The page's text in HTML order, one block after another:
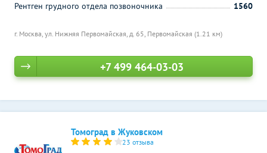
г. Москва, ул. Нижняя Первомайская, д. 65, Первомайская (1.21 км)
Рентген грудного отдела позвоночника
1560
+7 499 464-03-03
Томоград в Жуковском
23 отзыва